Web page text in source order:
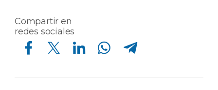
Compartir en
redes sociales
Compartir en Facebook Compartir en Twitter Compartir en Linkedin Compartir en Whatsapp Compartir en Telegram